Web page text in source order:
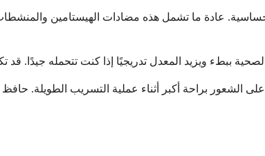
الشعور براحة أكبر أثناء عملية التسريب